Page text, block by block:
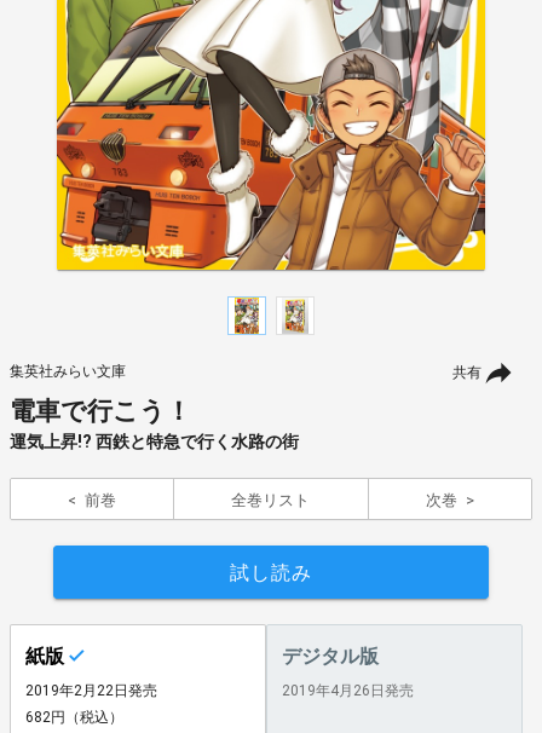
共有
集英社みらい文庫
電車で行こう！
運気上昇!? 西鉄と特急で行く水路の街
前巻 全巻リスト 次巻
試し読み
紙版
2019年2月22日発売
682円（税込）
デジタル版
2019年4月26日発売